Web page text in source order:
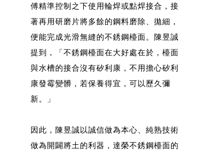
傅精準控制之下使用輪焊或點焊接合，接
著再用研磨片將多餘的鋼料磨除、拋細，
便能完成光滑無縫的不銹鋼檯面。陳昱誠
提到，「不銹鋼檯面在大好處在於，檯面
與水槽的接合沒有矽利康，不用擔心矽利
康發霉變髒，若保養得宜，可以歷久彌
新。」
因此，陳昱誠以誠信做為本心、純熟技術
做為開闢將土的利器，達榮不銹鋼檯面的